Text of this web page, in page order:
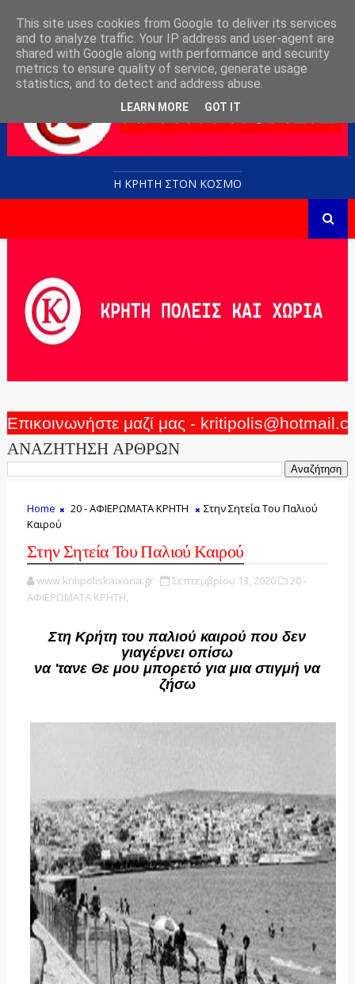
Η ΚΡΗΤΗ ΣΤΟN KOΣΜΟ
Επικοινωνήστε μαζί μας -
ΑΝΑΖΗΤΗΣΗ ΑΡΘΡΩΝ
Home 20 - ΑΦΙΕΡΩΜΑΤΑ ΚΡΗΤΗ
Στην Σητεία Του Παλιού
Καιρού
Στην Σητεία Του Παλιού Καιρού
www.kritipoliskaixoria.gr Σεπτεμβρίου 13, 2020
20 -
ΑΦΙΕΡΩΜΑΤΑ ΚΡΗΤΗ,
Στη Κρήτη του παλιού καιρού που δεν
γιαγέρνει οπίσω
να 'τανε Θε μου μπορετό για μια στιγμή να
ζήσω
This site uses cookies from Google to deliver its services
and to analyze traffic. Your IP address and user-agent are
shared with Google along with performance and security
metrics to ensure quality of service, generate usage
statistics, and to detect and address abuse.
LEARN MORE GOT IT